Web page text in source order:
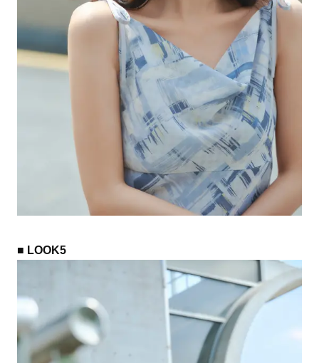
■ LOOK5